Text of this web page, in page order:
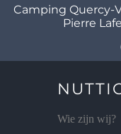
Camping Quercy-
Pierre
Wie zijn wij?